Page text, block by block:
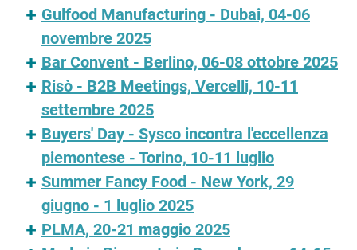
Gulfood Manufacturing - Dubai, 04-06
novembre 2025
Bar Convent - Berlino, 06-08 ottobre 2025
Risò - B2B Meetings, Vercelli, 10-11
settembre 2025
Buyers' Day - Sysco incontra l'eccellenza
piemontese - Torino, 10-11 luglio
Summer Fancy Food - New York, 29
giugno - 1 luglio 2025
PLMA, 20-21 maggio 2025